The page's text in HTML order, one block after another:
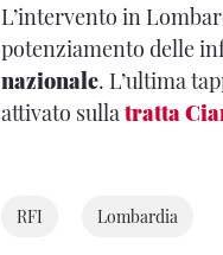
L’intervento in
potenziamento delle
nazionale. L’ultima
attivato sulla tratta
RFI Lombardia